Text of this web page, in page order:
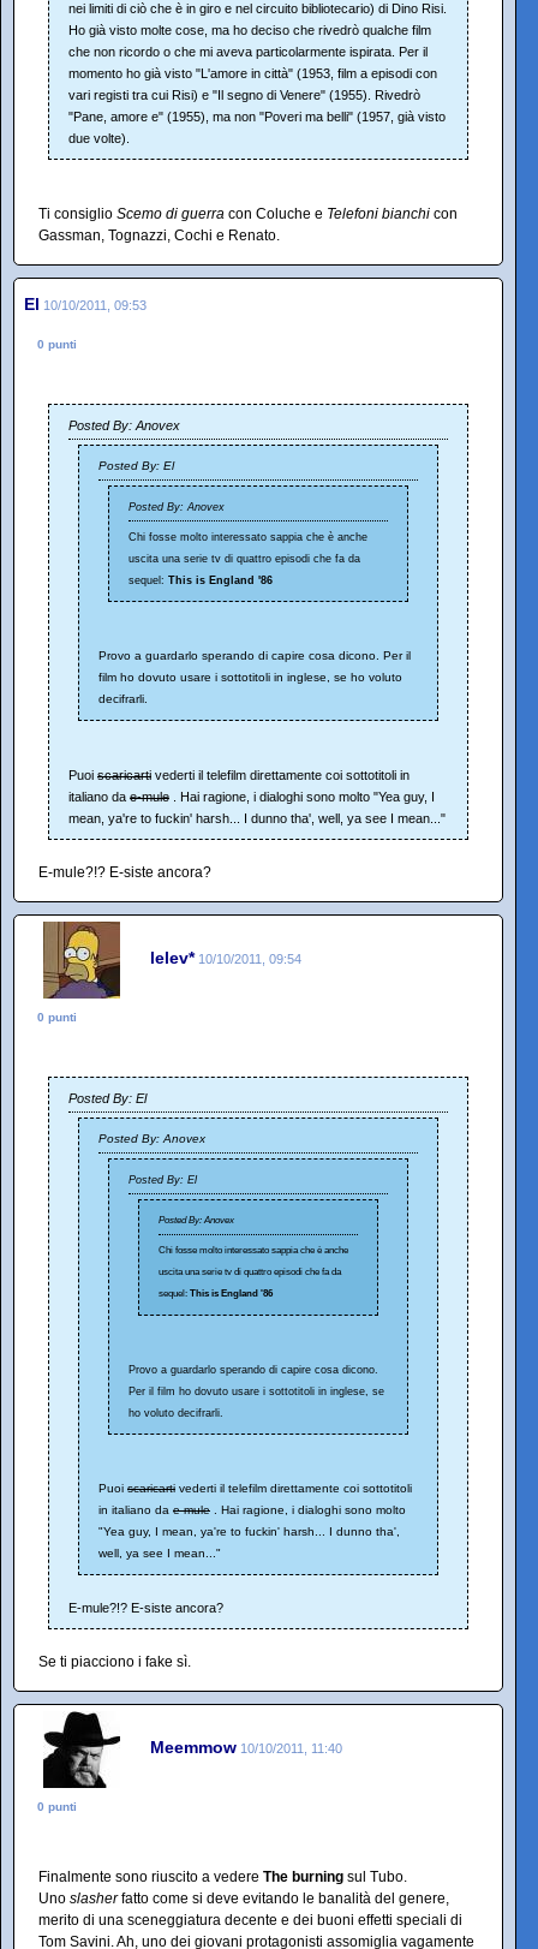
nei limiti di ciò che è in giro e nel circuito bibliotecario) di Dino Risi.
Ho già visto molte cose, ma ho deciso che rivedrò qualche film
che non ricordo o che mi aveva particolarmente ispirata. Per il
momento ho già visto "L'amore in città" (1953, film a episodi con
vari registi tra cui Risi) e "Il segno di Venere" (1955). Rivedrò
"Pane, amore e" (1955), ma non "Poveri ma belli" (1957, già visto
due volte).
Ti consiglio Scemo di guerra con Coluche e Telefoni bianchi con
Gassman, Tognazzi, Cochi e Renato.
El 10/10/2011, 09:53
0 punti
Posted By: Anovex
Posted By: El
Posted By: Anovex
Chi fosse molto interessato sappia che è anche
uscita una serie tv di quattro episodi che fa da
sequel: This is England '86
Provo a guardarlo sperando di capire cosa dicono. Per il
film ho dovuto usare i sottotitoli in inglese, se ho voluto
decifrarli.
Puoi scaricarti vederti il telefilm direttamente coi sottotitoli in
italiano da e-mule . Hai ragione, i dialoghi sono molto "Yea guy, I
mean, ya're to fuckin' harsh... I dunno tha', well, ya see I mean..."
E-mule?!? E-siste ancora?
lelev* 10/10/2011, 09:54
0 punti
Posted By: El
Posted By: Anovex
Posted By: El
Posted By: Anovex
Chi fosse molto interessato sappia che è anche
uscita una serie tv di quattro episodi che fa da
sequel: This is England '86
Provo a guardarlo sperando di capire cosa dicono.
Per il film ho dovuto usare i sottotitoli in inglese, se
ho voluto decifrarli.
Puoi scaricarti vederti il telefilm direttamente coi sottotitoli
in italiano da e-mule . Hai ragione, i dialoghi sono molto
"Yea guy, I mean, ya're to fuckin' harsh... I dunno tha',
well, ya see I mean..."
E-mule?!? E-siste ancora?
Se ti piacciono i fake sì.
Meemmow 10/10/2011, 11:40
0 punti
Finalmente sono riuscito a vedere The burning sul Tubo.
Uno slasherfatto come si deve evitando le banalità del genere,
merito di una sceneggiatura decente e dei buoni effetti speciali di
Tom Savini. Ah, uno dei giovani protagonisti assomiglia vagamente